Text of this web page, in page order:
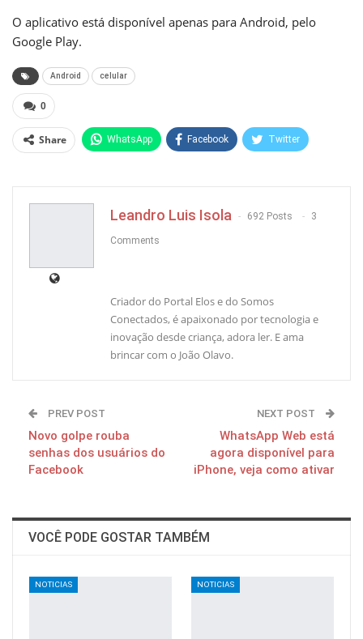
O aplicativo está disponível apenas para Android, pelo
Google Play.
Android celular
0
Share WhatsApp Facebook Twitter
Leandro Luis Isola 692 Posts 3
Comments
Criador do Portal Elos e do Somos
Conectados, é apaixonado por tecnologia e
inovação desde criança, adora ler. E ama
brincar com o João Olavo.
PREV POST
Novo golpe rouba
senhas dos usuários do
Facebook
NEXT POST
WhatsApp Web está
agora disponível para
iPhone, veja como ativar
VOCÊ PODE GOSTAR TAMBÉM
NOTICIAS NOTICIAS